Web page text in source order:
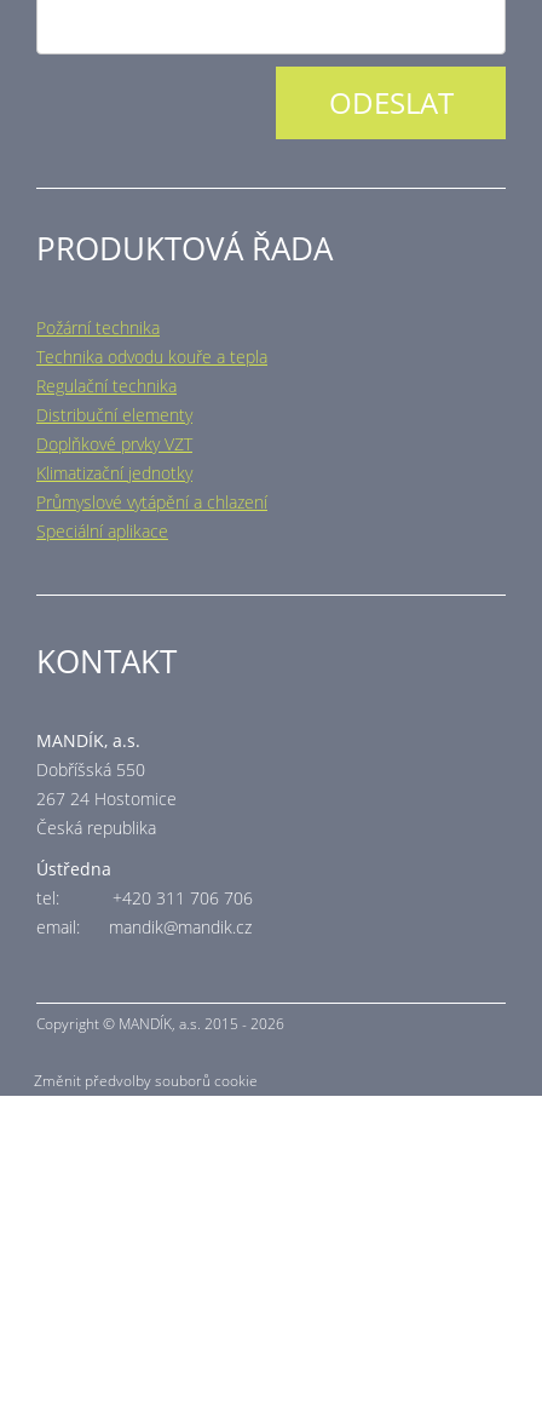
PRODUKTOVÁ ŘADA
Požární technika
Technika odvodu kouře a tepla
Regulační technika
Distribuční elementy
Doplňkové prvky VZT
Klimatizační jednotky
Průmyslové vytápění a chlazení
Speciální aplikace
KONTAKT
MANDÍK, a.s.
Dobříšská 550
267 24 Hostomice
Česká republika
Ústředna
tel: +420 311 706 706
email: mandik@mandik.cz
Copyright © MANDÍK, a.s. 2015 - 2026
Změnit předvolby souborů cookie